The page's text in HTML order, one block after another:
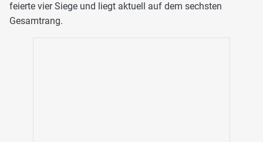
feierte vier Siege und liegt aktuell auf dem sechsten
Gesamtrang.